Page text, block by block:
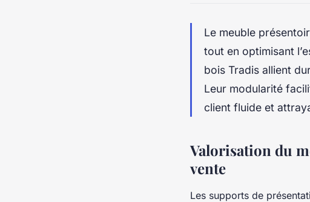
Le meuble
tout en optimisant
bois Tradis allient
Leur modularité
client fluide et
Valorisation du
vente
Les supports de